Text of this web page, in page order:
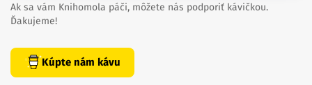
Ak sa vám Knihomola páči, môžete nás podporiť kávičkou.
Ďakujeme!
Kúpte nám kávu